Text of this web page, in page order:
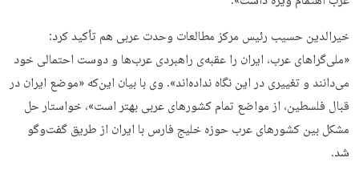
خیرالدین حسیب رئیس مرکز مطالعات وحدت عربی هم تأکید کرد:
«ملی‌گراهای عرب، ایران را عقبه‌ی راهبردی عرب‌ها و دوست احتمالی خود
می‌دانند و تغییری در این نگاه نداده‌اند». وی با بیان این‌که «موضع ایران در
قبال فلسطین، از مواضع تمام کشورهای عربی بهتر است»، خواستار حل
مشکل بین کشورهای عرب حوزه خلیج فارس با ایران از طریق گفت‌وگو
شد.